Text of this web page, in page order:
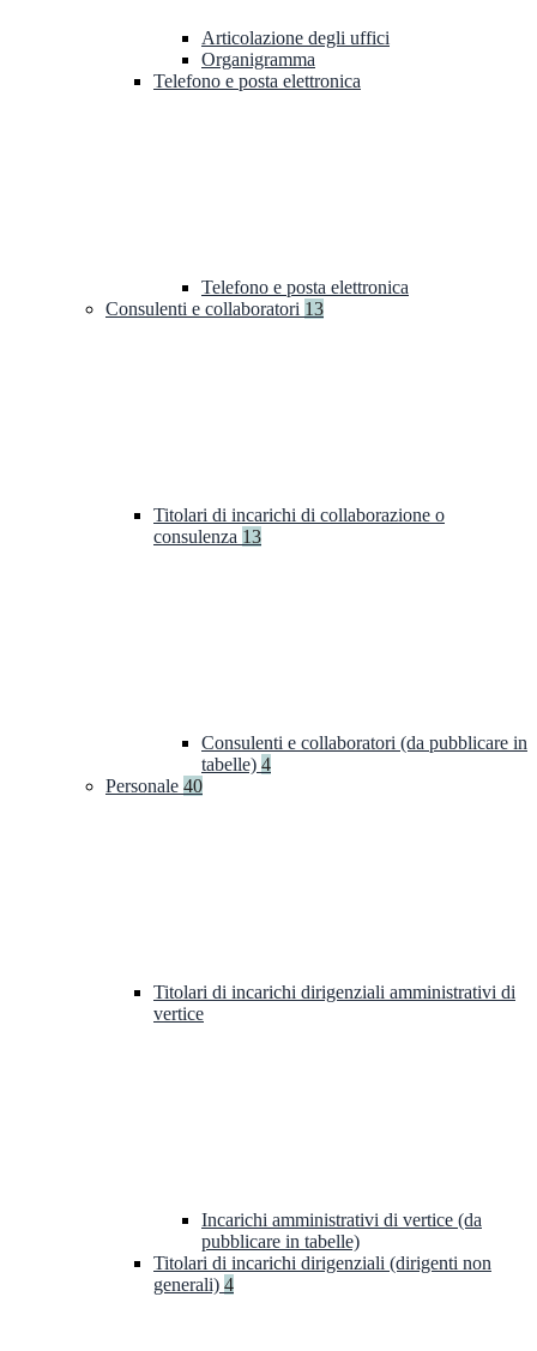
Articolazione degli uffici
Organigramma
Telefono e posta elettronica
Telefono e posta elettronica
Consulenti e collaboratori 13
Titolari di incarichi di collaborazione o
consulenza 13
Consulenti e collaboratori (da pubblicare in
tabelle) 4
Personale 40
Titolari di incarichi dirigenziali amministrativi di
vertice
Incarichi amministrativi di vertice (da
pubblicare in tabelle)
Titolari di incarichi dirigenziali (dirigenti non
generali) 4